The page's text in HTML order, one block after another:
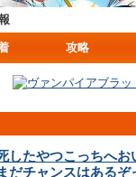
攻略
したやつこっちへお
だチャンスはあるぞ